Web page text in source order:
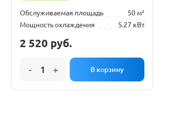
Обслуживаемая площадь
50 м²
Мощность охлаждения
5.27 кВт
2 520 руб.